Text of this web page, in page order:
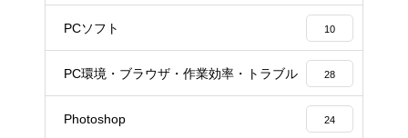
PCソフト 10
PC環境・ブラウザ・作業効率・トラブル 28
Photoshop 24